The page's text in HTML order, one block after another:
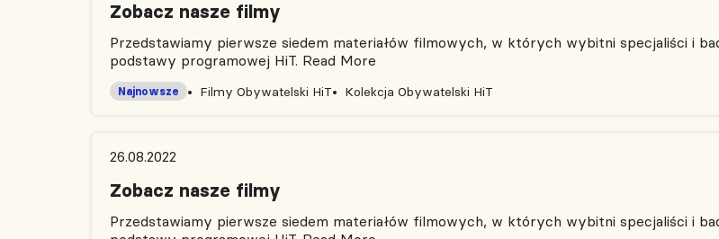
Zobacz nasze filmy
Przedstawiamy pierwsze siedem materiałów filmowych, w których wybitni specjaliści i
podstawy programowej HiT. Read More
Filmy Obywatelski HiT
Najnowsze Kolekcja Obywatelski HiT
26.08.2022
Zobacz nasze filmy
Przedstawiamy pierwsze siedem materiałów filmowych, w których wybitni specjaliści i